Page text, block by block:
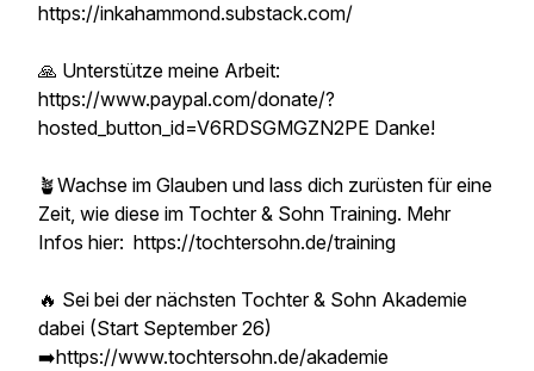
https://inkahammond.substack.com/
🙏 Unterstütze meine Arbeit:
https://www.paypal.com/donate/?
hosted_button_id=V6RDSGMGZN2PE Danke!
🪴Wachse im Glauben und lass dich zurüsten für eine
Zeit, wie diese im Tochter & Sohn Training. Mehr
Infos hier: https://tochtersohn.de/training
🔥 Sei bei der nächsten Tochter & Sohn Akademie
dabei (Start September 26)
➡️https://www.tochtersohn.de/akademie